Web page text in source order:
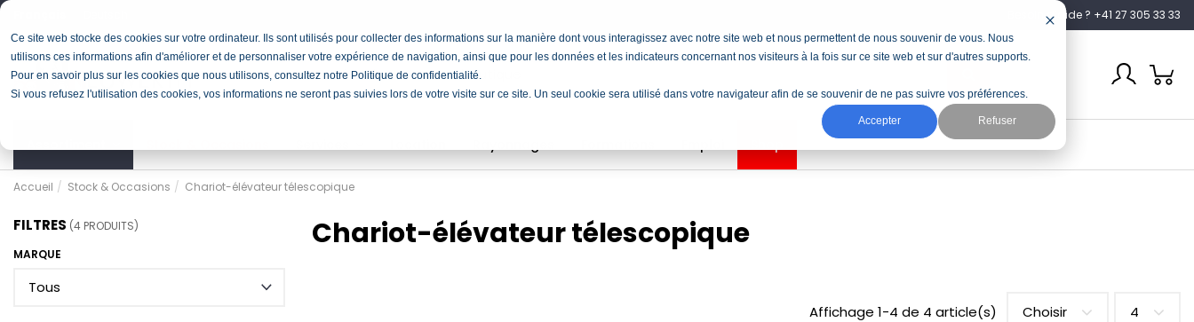
Ce site web stocke des cookies sur votre ordinateur. Ils sont utilisés pour collecter des informations sur la manière dont vous interagissez avec notre site web et nous permettent de nous souvenir de vous. Nous
utilisons ces informations afin d'améliorer et de personnaliser votre expérience de navigation, ainsi que pour les données et les indicateurs concernant nos visiteurs à la fois sur ce site web et sur d'autres supports.
Pour en savoir plus sur les cookies que nous utilisons, consultez notre Politique de confidentialité.
Si vous refusez l'utilisation des cookies, vos informations ne seront pas suivies lors de votre visite sur ce site. Un seul cookie sera utilisé dans votre navigateur afin de se souvenir de ne pas suivre vos préférences.
Accepter Refuser
Besoin d’aide ? +41 27 305 33 33
Accueil Stock & Occasions Chariot-élévateur télescopique
Chariot-élévateur télescopique
Affichage 1-4 de 4 article(s) Choisir 4
FILTRES (4 PRODUITS)
MARQUE